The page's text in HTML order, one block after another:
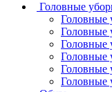
Головные
Головные
Головные
Головные
Головные
Головные
Головные